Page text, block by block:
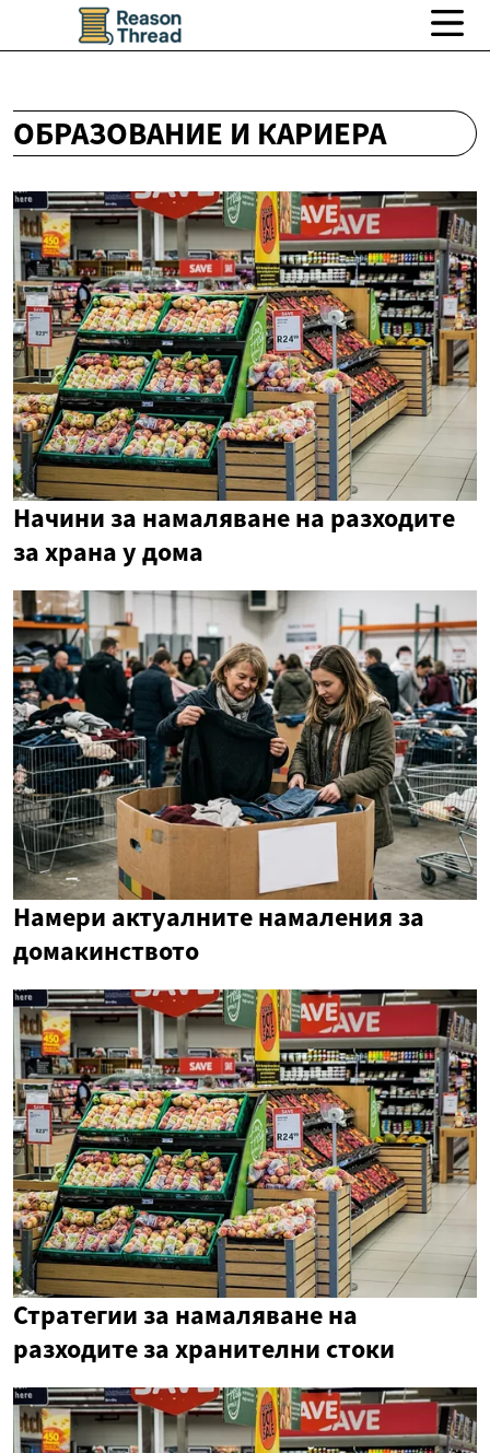
ОБРАЗОВАНИЕ И КАРИЕРА
Начини за намаляване на разходите
за храна у дома
Намери актуалните намаления за
домакинството
Стратегии за намаляване на
разходите за хранителни стоки